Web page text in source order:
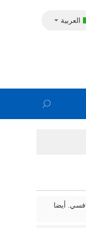
العربية
أيضا